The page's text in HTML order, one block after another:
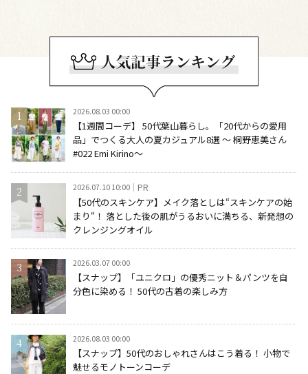
2026.08.03 00:00
【1週間コーデ】 50代葉山暮らし。「20代からの愛用
品」でつくる大人の夏カジュアル8選 ～ 桐野恵美さん
#022 Emi Kirino～
2026.07.10 10:00 PR
【50代のスキンケア】メイク落としは“スキンケアの始
まり“！ 落とした後の肌がうるおいに満ちる、新発想の
クレンジングオイル
2026.03.07 00:00
【スナップ】「ユニクロ」の優秀ニット＆パンツを自
分色に染める！ 50代の古着の楽しみ方
2026.08.03 00:00
【スナップ】50代のおしゃれさんはこう着る！ 小物で
魅せるモノトーンコーデ